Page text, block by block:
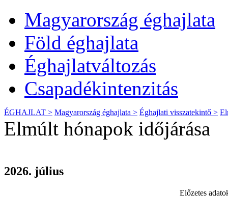
Magyarország éghajlata
Föld éghajlata
Éghajlatváltozás
Csapadékintenzitás
ÉGHAJLAT > Magyarország éghajlata > Éghajlati visszatekintő >
Elmúlt hónapok időjárása